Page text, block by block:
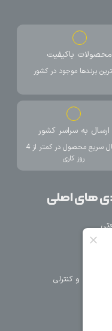
محصولات باکیفیت
برندها موجود در کشور
ارسال به سراسر کشور
ارسال سریع محصول در کمتر از 4
روز کاری
های اصلی
حفاظتی و کنترلی